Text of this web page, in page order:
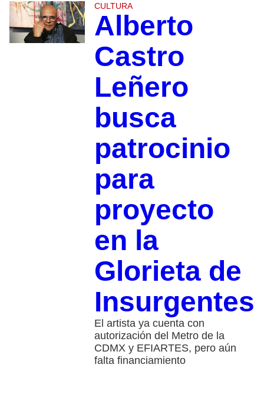
CULTURA
Alberto
Castro
Leñero
busca
patrocinio
para
proyecto
en la
Glorieta de
Insurgentes
El artista ya cuenta con
autorización del Metro de la
CDMX y EFIARTES, pero aún
falta financiamiento